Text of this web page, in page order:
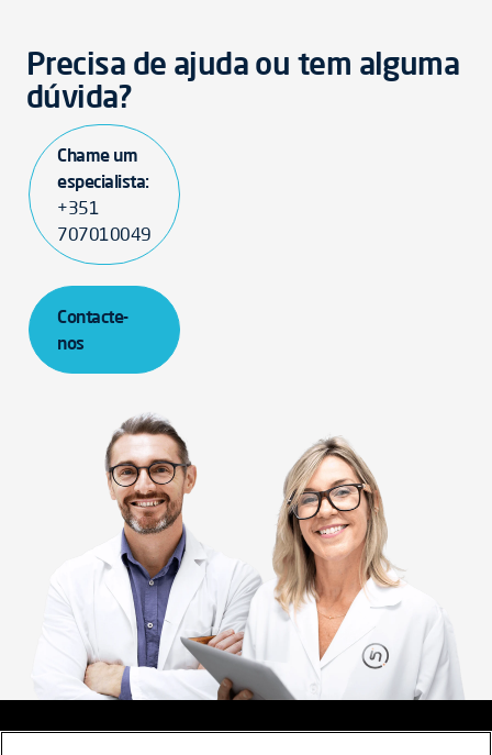
Precisa de ajuda ou tem alguma
dúvida?
Chame um
especialista:
+351
707010049
Contacte-
nos